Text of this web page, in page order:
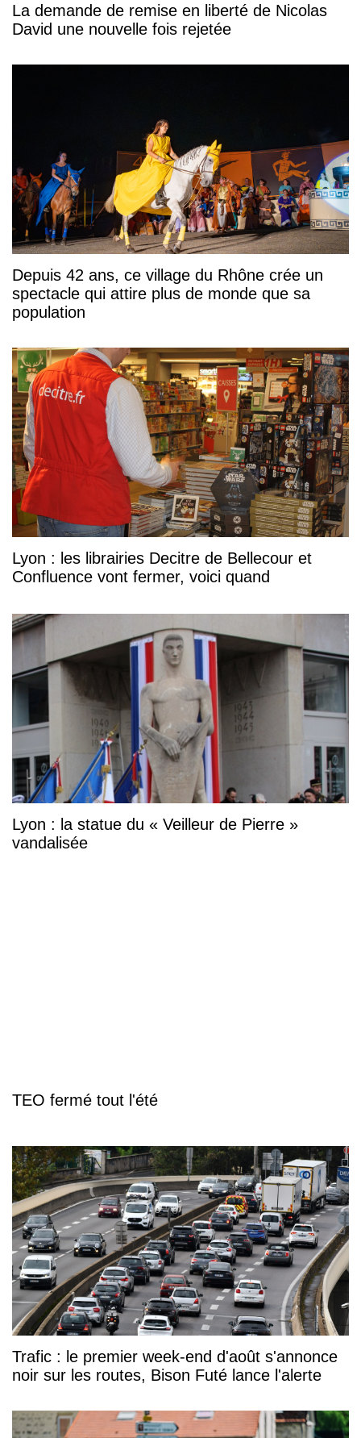
La demande de remise en liberté de Nicolas
David une nouvelle fois rejetée
Depuis 42 ans, ce village du Rhône crée un
spectacle qui attire plus de monde que sa
population
Lyon : les librairies Decitre de Bellecour et
Confluence vont fermer, voici quand
Lyon : la statue du « Veilleur de Pierre »
vandalisée
TEO fermé tout l'été
Trafic : le premier week-end d'août s'annonce
noir sur les routes, Bison Futé lance l'alerte